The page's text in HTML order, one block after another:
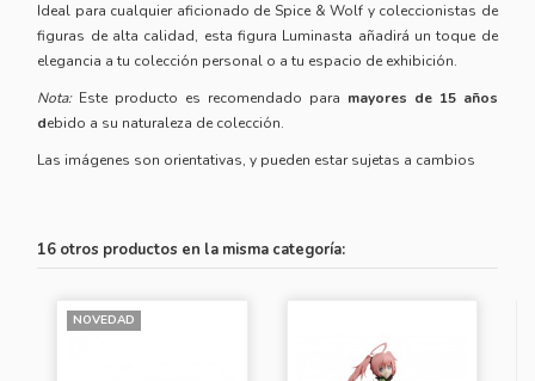
Ideal para cualquier aficionado de Spice & Wolf y coleccionistas de
figuras de alta calidad, esta figura Luminasta añadirá un toque de
elegancia a tu colección personal o a tu espacio de exhibición.
Nota:Este producto es recomendado para mayores de 15 años
debido a su naturaleza de colección.
Las imágenes son orientativas, y pueden estar sujetas a cambios
16 otros productos en la misma categoría:
NOVEDAD